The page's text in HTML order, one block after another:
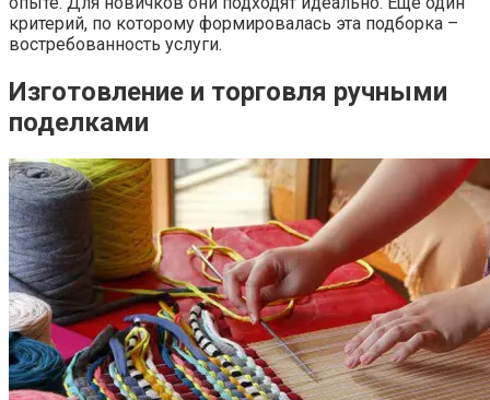
критерий, по которому формировалась эта подборка –
востребованность услуги.
Изготовление и торговля ручными
поделками